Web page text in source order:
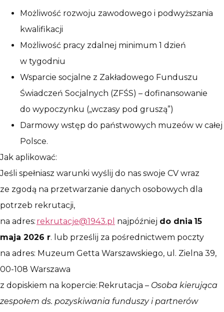
Możliwość rozwoju zawodowego i podwyższania
kwalifikacji
Możliwość pracy zdalnej minimum 1 dzień
w tygodniu
Wsparcie socjalne z Zakładowego Funduszu
Świadczeń Socjalnych (ZFŚS) – dofinansowanie
do wypoczynku („wczasy pod gruszą”)
Darmowy wstęp do państwowych muzeów w całej
Polsce.
Jak aplikować:
Jeśli spełniasz warunki wyślij do nas swoje CV wraz
ze zgodą na przetwarzanie danych osobowych dla
potrzeb rekrutacji,
na adres: rekrutacje@1943.pl najpóźniej do dnia 15
maja 2026 r. lub prześlij za pośrednictwem poczty
na adres: Muzeum Getta Warszawskiego, ul. Zielna 39,
00-108 Warszawa
z dopiskiem na kopercie: Rekrutacja – Osoba kierująca
zespołem ds. pozyskiwania funduszy i partnerów